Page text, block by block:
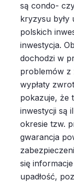
są condo-
kryzysu były
polskich
inwestycja.
dochodzi w
problemów z
wypłaty
pokazuje, że
inwestycji są
okresie tzw.
gwarancja
się
upadłość,